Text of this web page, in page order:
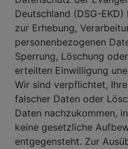
Deutschland (DSG-
zur Erhebung,
personenbezogenen
Sperrung, Löschung
erteilten Einwilligung
Wir sind verpflichtet,
falscher Daten oder
Daten nachzukommen,
keine gesetzliche
entgegensteht. Zur